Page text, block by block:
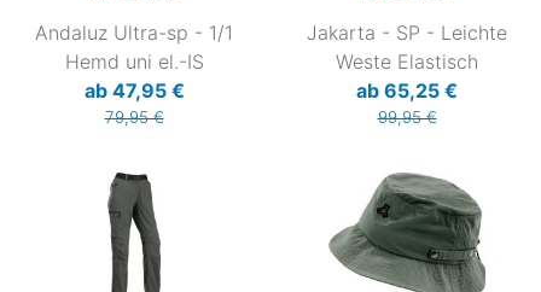
Andaluz Ultra-sp - 1/1
Hemd uni el.-IS
ab 47,95 €
79,95 €
Jakarta - SP - Leichte
Weste Elastisch
ab 65,25 €
99,95 €